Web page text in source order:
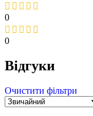
0
0
Відгуки
Очистити фільтри